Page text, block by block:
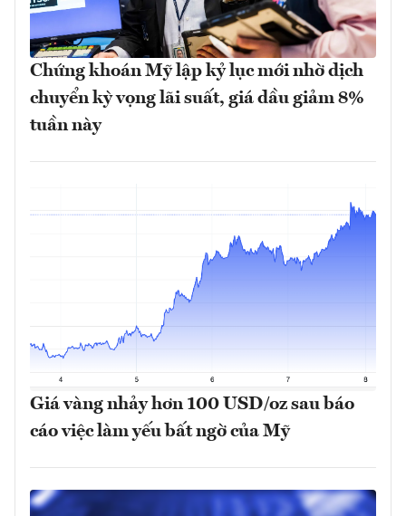
Chứng khoán Mỹ lập kỷ lục mới nhờ dịch
chuyển kỳ vọng lãi suất, giá dầu giảm 8%
tuần này
Giá vàng nhảy hơn 100 USD/oz sau báo
cáo việc làm yếu bất ngờ của Mỹ